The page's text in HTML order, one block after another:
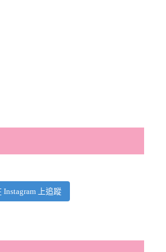
Instagram 上追蹤